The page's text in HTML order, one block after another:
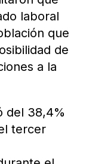
laboral
que
de
a la
del 38,4%
tercer